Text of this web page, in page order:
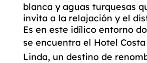
blanca y aguas turquesas
invita a la relajación y el
Es en este idílico entorno
se encuentra el Hotel Costa
Linda, un destino de